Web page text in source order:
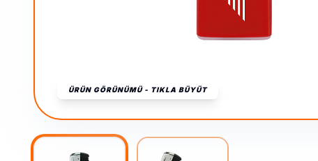
ÜRÜN GÖRÜNÜMÜ - TIKLA BÜYÜT